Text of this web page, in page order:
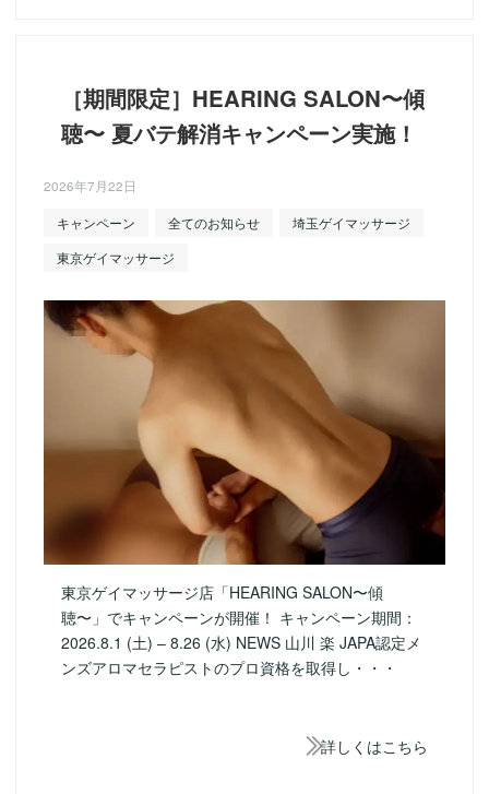
［期間限定］HEARING SALON〜傾
聴〜 夏バテ解消キャンペーン実施！
2026年7月22日
キャンペーン
全てのお知らせ
埼玉ゲイマッサージ
東京ゲイマッサージ
東京ゲイマッサージ店「HEARING SALON〜傾
聴〜」でキャンペーンが開催！ キャンペーン期間：
2026.8.1 (土) – 8.26 (水) NEWS 山川 楽 JAPA認定メ
ンズアロマセラピストのプロ資格を取得し・・・
詳しくはこちら